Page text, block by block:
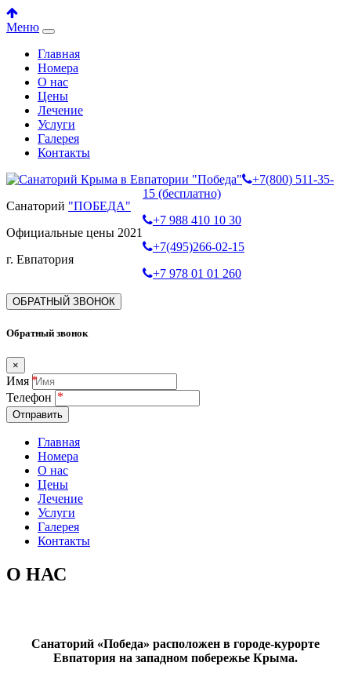
Меню
Главная
Номера
О нас
Цены
Лечение
Услуги
Галерея
Контакты
Санаторий "ПОБЕДА"
Официальные цены 2021
г. Евпатория
+7(800) 511-35-
15 (бесплатно)
+7 988 410 10 30
+7(495)266-02-15
+7 978 01 01 260
ОБРАТНЫЙ ЗВОНОК
Обратный звонок
×
Имя
Телефон
Отправить
Главная
Номера
О нас
Цены
Лечение
Услуги
Галерея
Контакты
О НАС
Санаторий «Победа» расположен в городе-курорте
Евпатория на западном побережье Крыма.